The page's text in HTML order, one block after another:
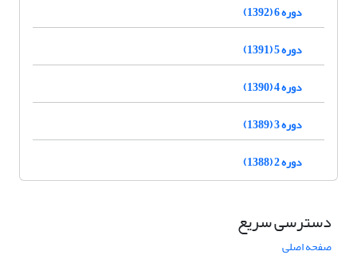
دوره 6 (1392)
دوره 5 (1391)
دوره 4 (1390)
دوره 3 (1389)
دوره 2 (1388)
دسترسی سریع
صفحه اصلی